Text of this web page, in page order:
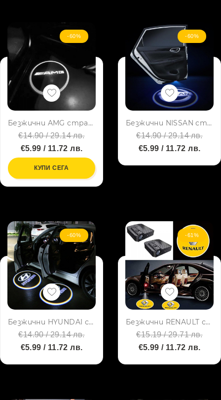
-60%
Безжични AMG странични светлини за врата на кола JQ-666, 2 броя LED лого
€14.90 / 29.14 лв.
€5.99 / 11.72 лв.
КУПИ СЕГА
-60%
Безжични NISSAN странични светлини за врата на кола JQ-666, 2 броя LED лого
€14.90 / 29.14 лв.
€5.99 / 11.72 лв.
-60%
Безжични HYUNDAI странични светлини за врата на кола JQ-666, 2 броя LED лого
€14.90 / 29.14 лв.
€5.99 / 11.72 лв.
-61%
Безжични RENAULT странични светлини за врата на кола, 2 броя, LED лого
€15.19 / 29.71 лв.
€5.99 / 11.72 лв.